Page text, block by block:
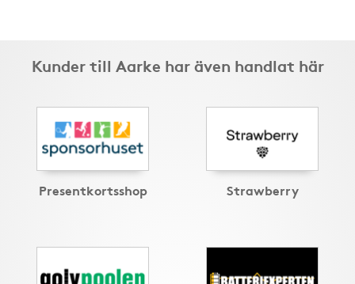
Kunder till Aarke har även handlat här
Presentkortsshop Strawberry